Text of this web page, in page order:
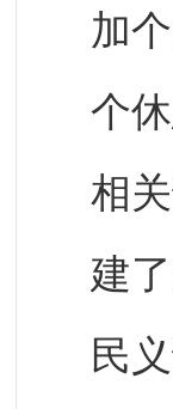
加
个
相
建
民